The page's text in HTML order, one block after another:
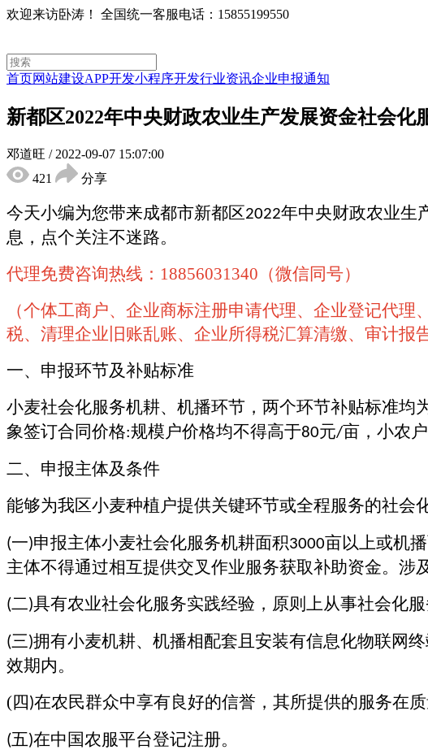
欢迎来访卧涛！ 全国统一客服电话：15855199550
首页网站建设APP开发小程序开发行业资讯企业申报通知
新都区2022年中央财政农业生产发展资金社会
邓道旺 / 2022-09-07 15:07:00
421
分享
今天小编为您带来成都市新都区2022年中央财政农业生
息 ，点个关注不迷路。
代理免费咨询热线：18856031340（微信同号）
（个体工商户、企业商标注册申请代理、企业登记代
税、清理企业旧账乱账、企业所得税汇算清缴、审计报
一、申报环节及补贴标准
小麦社会化服务机耕、机播环节，两个环节补贴标准均
象签订合同价格:规模户价格均不得高于80元/亩，小农
二、申报主体及条件
能够为我区小麦种植户提供关键环节或全程服务的社会
(一)申报主体小麦社会化服务机耕面积3000亩以上或机
主体不得通过相互提供交叉作业服务获取补助资金。涉
(二)具有农业社会化服务实践经验，原则上从事社会化服
(三)拥有小麦机耕、机播相配套且安装有信息化物联网
效期内。
(四)在农民群众中享有良好的信誉，其所提供的服务在
(五)在中国农服平台登记注册。